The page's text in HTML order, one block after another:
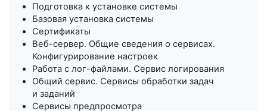
Подготовка к установке системы
Базовая установка системы
Сертификаты
Веб-сервер. Общие сведения о сервисах.
Конфигурирование настроек
Работа с лог-файлами. Сервис логирования
Общий сервис. Сервисы обработки задач
и заданий
Сервисы предпросмотра